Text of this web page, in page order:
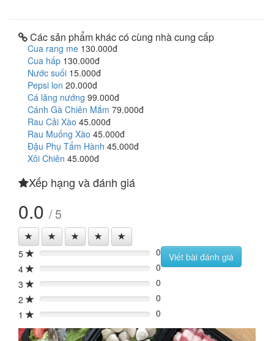
Các sản phẩm khác có cùng nhà cung cấp
Cua rang me 130.000đ
Cua hấp 130.000đ
Nước suối 15.000đ
Pepsi lon 20.000đ
Cá lăng nướng 99.000đ
Cánh Gà Chiên Mắm 79.000đ
Rau Cải Xào 45.000đ
Rau Muống Xào 45.000đ
Đậu Phụ Tẩm Hành 45.000đ
Xôi Chiên 45.000đ
Xếp hạng và đánh giá
0.0 / 5
5 0%
0
4
0%
0
3
0%
0
2
0%
0
1
0% 0
Viết bài đánh giá